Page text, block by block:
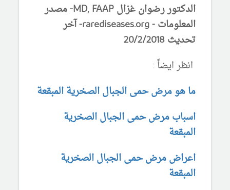
الدكتور رضوان غزال MD, FAAP- مصدر
المعلومات - rarediseases.org- آخر
تحديث 20/2/2018
انظر ايضاً :
ما هو مرض حمى الجبال الصخرية المبقعة
اسباب مرض حمى الجبال الصخرية
المبقعة
اعراض مرض حمى الجبال الصخرية
المبقعة